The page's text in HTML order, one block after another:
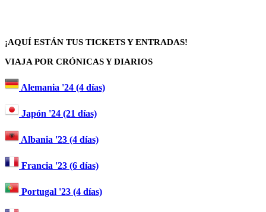
¡AQUÍ ESTÁN TUS TICKETS Y ENTRADAS!
VIAJA POR CRÓNICAS Y DIARIOS
Alemania '24 (4 días)
Japón '24 (21 días)
Albania '23 (4 días)
Francia '23 (6 días)
Portugal '23 (4 días)